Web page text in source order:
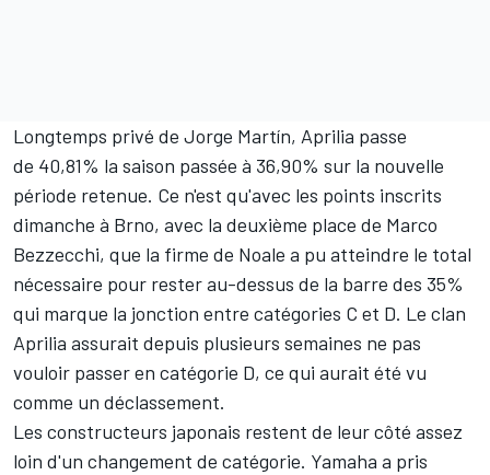
Longtemps privé de Jorge Martín, Aprilia passe
de 40,81% la saison passée à 36,90% sur la nouvelle
période retenue. Ce n'est qu'avec les points inscrits
dimanche à Brno, avec la deuxième place de Marco
Bezzecchi, que la firme de Noale a pu atteindre le total
nécessaire pour rester au-dessus de la barre des 35%
qui marque la jonction entre catégories C et D. Le clan
Aprilia assurait depuis plusieurs semaines ne pas
vouloir passer en catégorie D, ce qui aurait été vu
comme un déclassement.
Les constructeurs japonais restent de leur côté assez
loin d'un changement de catégorie. Yamaha a pris